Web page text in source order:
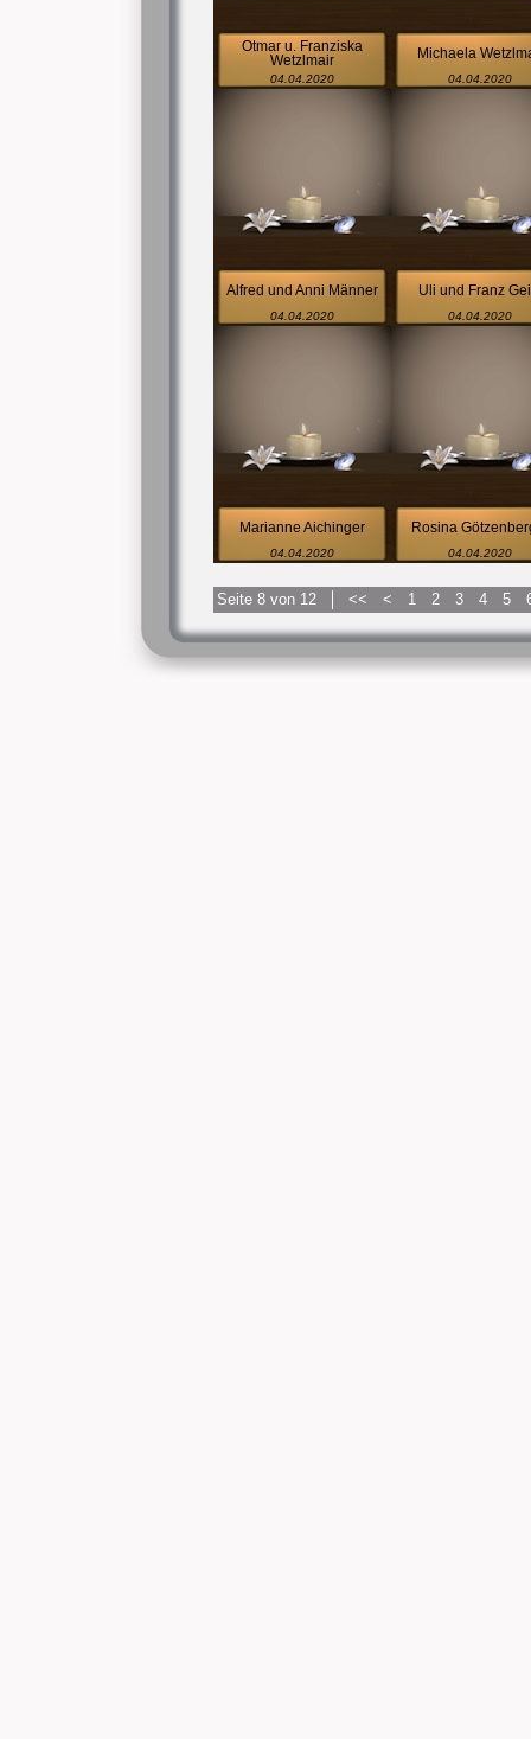
Otmar u. Franziska
Wetzlmair
04.04.2020
Michaela
04.04.2020
Alfred und Anni Männer
04.04.2020
Uli und Franz
04.04.2020
Marianne Aichinger
04.04.2020
Rosina
04.04.2020
Seite 8 von 12 << < 1 2 3 4 5